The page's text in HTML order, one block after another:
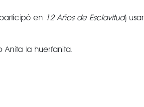
en 12 Años de Esclavitud) usar
Anita la huerfanita.